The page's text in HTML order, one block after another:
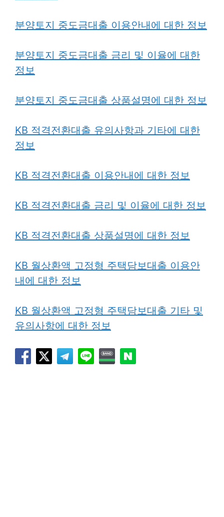
분양토지 중도금대출 이용안내에 대한 정보
분양토지 중도금대출 금리 및 이율에 대한
정보
분양토지 중도금대출 상품설명에 대한 정보
KB 적격전환대출 유의사항과 기타에 대한
정보
KB 적격전환대출 이용안내에 대한 정보
KB 적격전환대출 금리 및 이율에 대한 정보
KB 적격전환대출 상품설명에 대한 정보
KB 월상환액 고정형 주택담보대출 이용안
내에 대한 정보
KB 월상환액 고정형 주택담보대출 기타 및
유의사항에 대한 정보